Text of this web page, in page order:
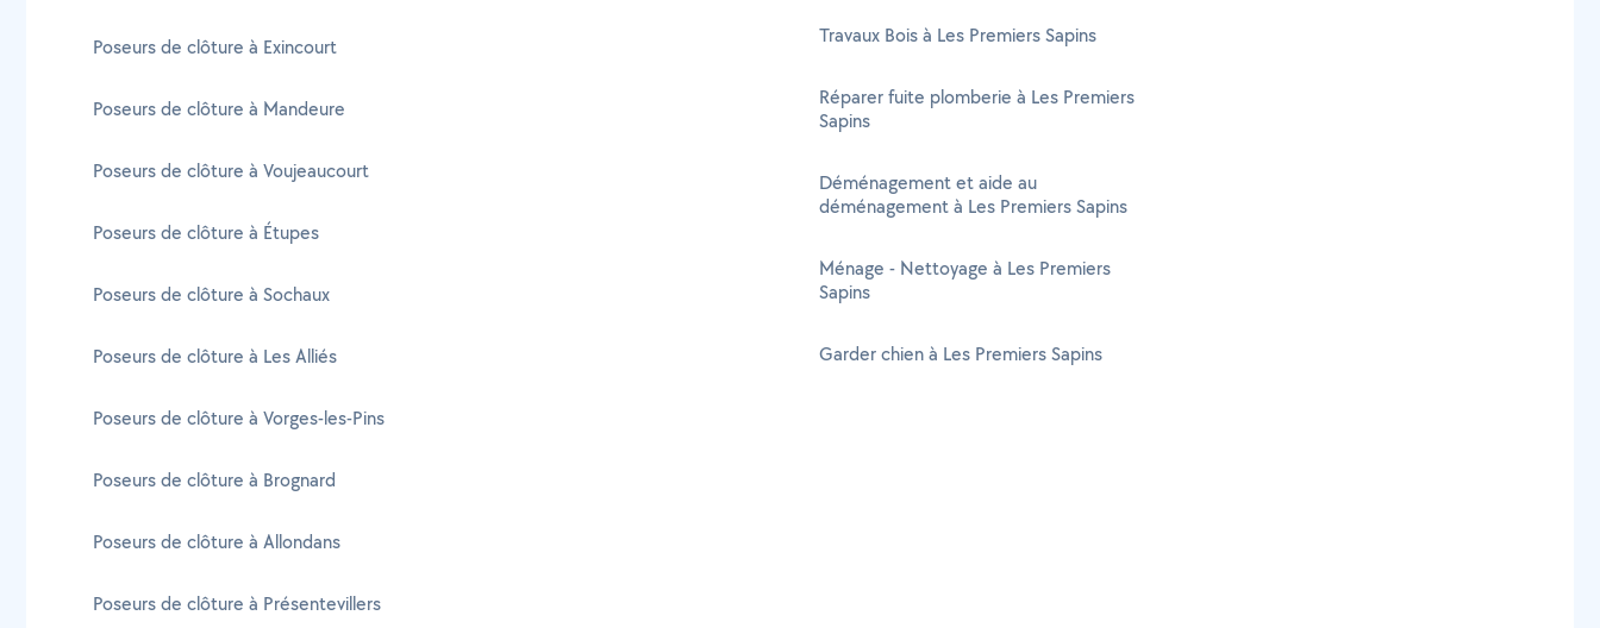
Poseurs de clôture à Exincourt
Poseurs de clôture à Mandeure
Poseurs de clôture à Voujeaucourt
Poseurs de clôture à Étupes
Poseurs de clôture à Sochaux
Poseurs de clôture à Les Alliés
Poseurs de clôture à Vorges-les-Pins
Poseurs de clôture à Brognard
Poseurs de clôture à Allondans
Poseurs de clôture à Présentevillers
Travaux Bois à Les Premiers Sapins
Réparer fuite plomberie à Les Premiers
Sapins
Déménagement et aide au
déménagement à Les Premiers Sapins
Ménage - Nettoyage à Les Premiers
Sapins
Garder chien à Les Premiers Sapins